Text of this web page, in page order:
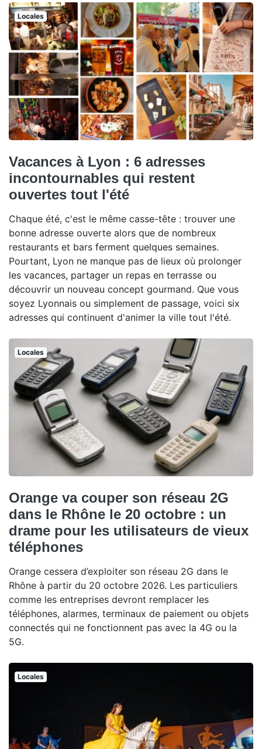
Locales
Vacances à Lyon : 6 adresses
incontournables qui restent
ouvertes tout l'été
Chaque été, c'est le même casse-tête : trouver une
bonne adresse ouverte alors que de nombreux
restaurants et bars ferment quelques semaines.
Pourtant, Lyon ne manque pas de lieux où prolonger
les vacances, partager un repas en terrasse ou
découvrir un nouveau concept gourmand. Que vous
soyez Lyonnais ou simplement de passage, voici six
adresses qui continuent d'animer la ville tout l'été.
Locales
Orange va couper son réseau 2G
dans le Rhône le 20 octobre : un
drame pour les utilisateurs de vieux
téléphones
Orange cessera d’exploiter son réseau 2G dans le
Rhône à partir du 20 octobre 2026. Les particuliers
comme les entreprises devront remplacer les
téléphones, alarmes, terminaux de paiement ou objets
connectés qui ne fonctionnent pas avec la 4G ou la
5G.
Locales